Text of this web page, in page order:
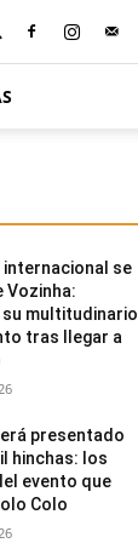
internacional se
Vozinha:
multitudinario
tras llegar a
presentado
hinchas: los
evento que
Colo